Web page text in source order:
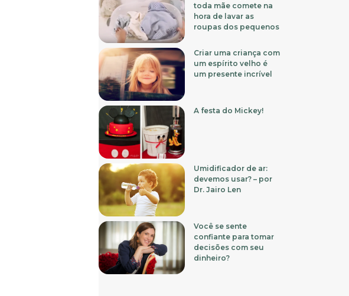
toda mãe comete na
hora de lavar as
roupas dos pequenos
Criar uma criança com
um espírito velho é
um presente incrível
A festa do Mickey!
Umidificador de ar:
devemos usar? – por
Dr. Jairo Len
Você se sente
confiante para tomar
decisões com seu
dinheiro?